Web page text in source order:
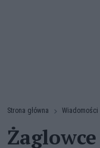
Strona główna Wiadomości